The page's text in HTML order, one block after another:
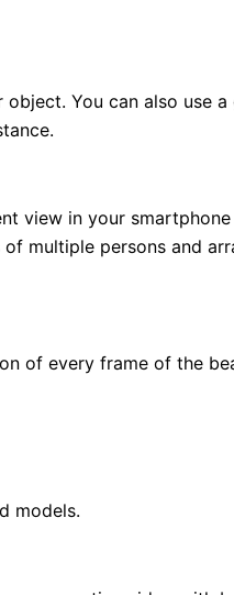
You can also use a
view in your smartphone
multiple persons and
of every frame of the
models.